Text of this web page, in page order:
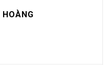
HOÀNG